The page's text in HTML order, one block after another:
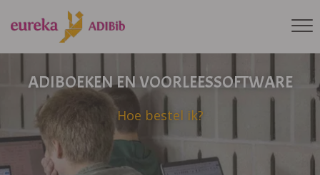
ADIBOEKEN EN VOORLEESSOFTWARE
Hoe bestel ik?